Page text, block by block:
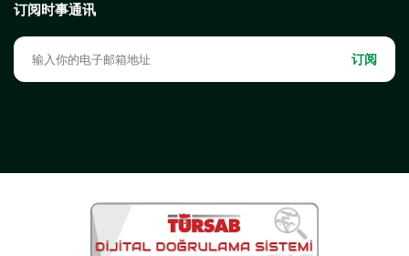
订阅时事通讯
订阅